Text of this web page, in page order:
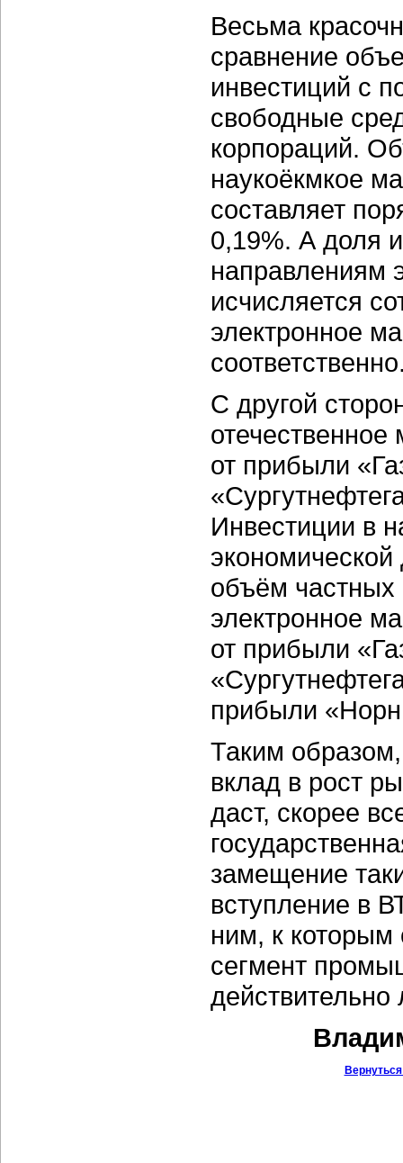
Весьма
сравнение
инвестиций с
свободные
корпораций.
наукоёкмкое
составляет
0,19%. А доля
направлениям
исчисляется
электронное
С другой
от прибыли
Инвестиции в
объём частных
электронное
от прибыли
прибыли
Таким
вклад в рост
даст, скорее
замещение
вступление в
ним, к
сегмент